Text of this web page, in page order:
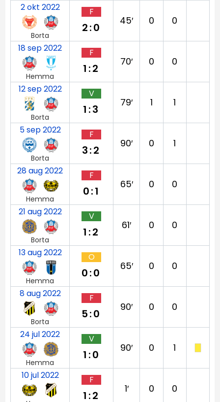
2 okt 2022
Borta
F
2:0
45′ 0 0
18 sep 2022
Hemma
F
1:2
70′ 0 0
12 sep 2022
Borta
V
1:3
79′ 1 1
5 sep 2022
Borta
F
3:2
90′ 0 1
28 aug 2022
Hemma
F
0:1
65′ 0 0
21 aug 2022
Borta
V
1:2
61′ 0 0
13 aug 2022
Hemma
O
0:0
65′ 0 0
8 aug 2022
Borta
F
5:0
90′ 0 0
24 jul 2022
Hemma
V
1:0
90′ 0 1
10 jul 2022 F
1:2
1′ 0 0